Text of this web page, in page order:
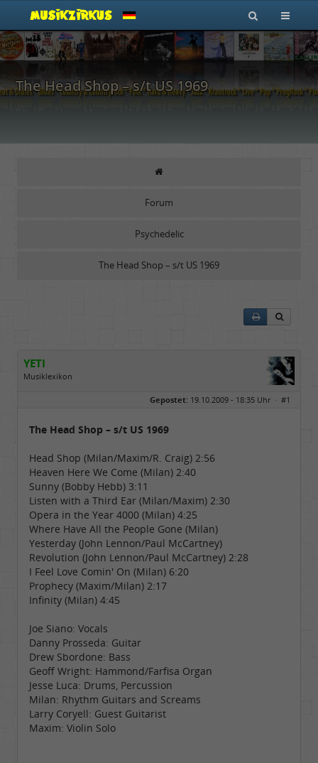
The Head Shop – s/t US 1969
Forum
Psychedelic
The Head Shop – s/t US 1969
YETI
Musiklexikon
Dabei seit:
06 / 2008
Gepostet: 19.10.2009 - 18:35 Uhr · #1
The Head Shop – s/t US 1969
Head Shop (Milan/Maxim/R. Craig) 2:56
Heaven Here We Come (Milan) 2:40
Sunny (Bobby Hebb) 3:11
Listen with a Third Ear (Milan/Maxim) 2:30
Opera in the Year 4000 (Milan) 4:25
Where Have All the People Gone (Milan)
Yesterday (John Lennon/Paul McCartney)
Revolution (John Lennon/Paul McCartney) 2:28
I Feel Love Comin' On (Milan) 6:20
Prophecy (Maxim/Milan) 2:17
Infinity (Milan) 4:45
Joe Siano: Vocals
Danny Prosseda: Guitar
Drew Sbordone: Bass
Geoff Wright: Hammond/Farfisa Organ
Jesse Luca: Drums, Percussion
Milan: Rhythm Guitars and Screams
Larry Coryell: Guest Guitarist
Maxim: Violin Solo